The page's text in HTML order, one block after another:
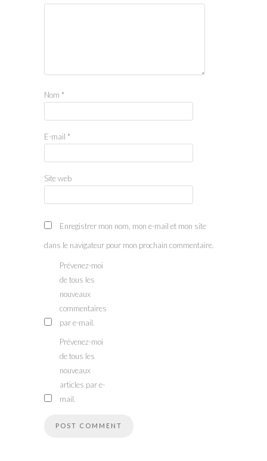
Nom *
E-mail *
Site web
Enregistrer mon nom, mon e-mail et mon site
dans le navigateur pour mon prochain commentaire.
Prévenez-moi
de tous les
nouveaux
commentaires
par e-mail.
Prévenez-moi
de tous les
nouveaux
articles par e-
mail.